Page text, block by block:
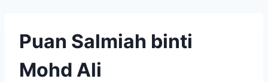
Puan Salmiah binti
Mohd Ali